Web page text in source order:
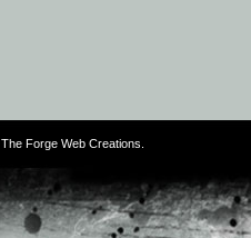
The Forge Web Creations